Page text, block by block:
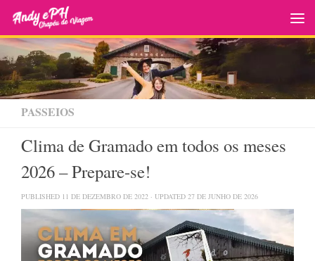
Skip to content
PASSEIOS
Clima de Gramado em todos os meses
2026 – Prepare-se!
PUBLISHED 11 DE DEZEMBRO DE 2022 · UPDATED 27 DE JUNHO DE 2026